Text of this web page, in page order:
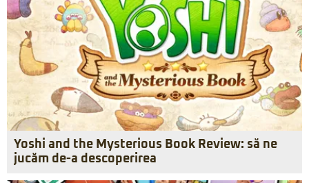
Yoshi and the Mysterious Book Review: să ne
jucăm de-a descoperirea